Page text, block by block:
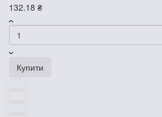
132.18 ₴
Купити